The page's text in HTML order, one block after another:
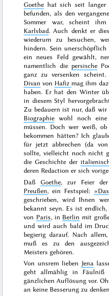
Goethe hat sich seit
befunden, als den
Sommer war, scheint ihm
Karlsbad. Auch denkt er
wiederum zu besuchen,
hindern. Sein
ein neues Feld gewählt,
namentlich die persische
ganz zu versenken scheint.
Divan von Hafiz mag ihm
haben. Er hat den Winter
in diesem Styl
Zu bedauern ist nur, daß
Biographie wohl noch eine
müssen. Doch wer weiß,
bekommen hätten? Ich
für jetztabbrechen (da
sollte, vielleicht noch nicht
die Geschichte der
deren Redaction er sich
DaßGoethe, zur Feier
Preußen, ein Festspiel:
geschrieben, wird Ihnen
bekannt seyn. Es ist endlich,
von Paris, in Berlin mit
und wird auch bald im
begierig darauf. Nach
muß es zu den
Meisters gehören.
Von unsrem lieben Jena
geht allmählig in Fäulniß
gänzlichen Auflösung vor.
an keine Besserung zu